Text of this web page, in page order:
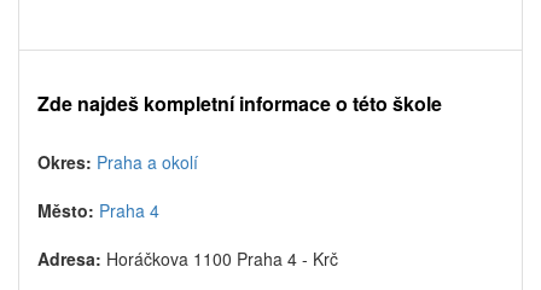
Zde najdeš kompletní informace o této škole
Okres: Praha a okolí
Město: Praha 4
Adresa: Horáčkova 1100 Praha 4 - Krč